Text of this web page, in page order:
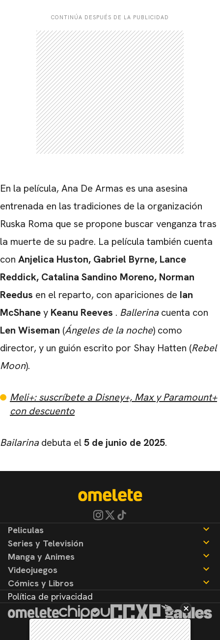
CONTINÚA DESPUÉS DE LA PUBLICIDAD
En la película, Ana De Armas es una asesina
entrenada en las tradiciones de la organización
Ruska Roma que se propone buscar venganza tras
la muerte de su padre. La película también cuenta
con Anjelica Huston, Gabriel Byrne, Lance
Reddick, Catalina Sandino Moreno, Norman
Reedus en el reparto, con apariciones de Ian
McShaney Keanu Reeves . Ballerinacuenta con
Len Wiseman (Ángeles de la noche) como
director, y un guión escrito por Shay Hatten (Rebel
Moon).
Meli+: suscríbete a Disney+, Max y Paramount+
con descuento
Bailarinadebuta el5 de junio de 2025.
CARREGANDO PUBLICIDADE
Peliculas
Noticias
Reseñas
Series y Televisión
Noticias
Reseñas
Manga y Animes
Noticias
Reseñas
Videojuegos
Noticias
Reseñas
Cómics y Libros
Noticias
Reseñas
Política de privacidad